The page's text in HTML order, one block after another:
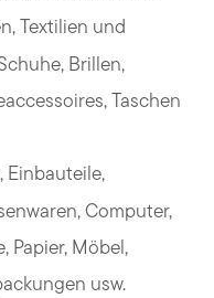
Textilien und
Brillen,
Taschen
Einbauteile,
Computer,
Papier, Möbel,
usw.